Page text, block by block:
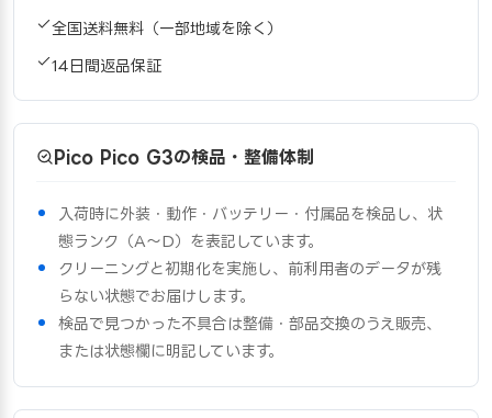
全国送料無料（一部地域を除く）
14日間返品保証
Pico Pico G3の検品・整備体制
入荷時に外装・動作・バッテリー・付属品を検品し、状
態ランク（A〜D）を表記しています。
クリーニングと初期化を実施し、前利用者のデータが残
らない状態でお届けします。
検品で見つかった不具合は整備・部品交換のうえ販売、
または状態欄に明記しています。